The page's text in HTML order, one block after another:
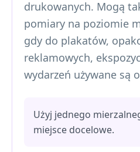
drukowanych. Mogą
pomiary na poziomie
gdy do plakatów,
reklamowych,
wydarzeń używane są
Użyj jednego
miejsce docelowe.